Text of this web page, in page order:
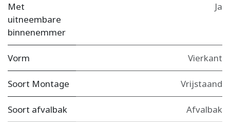
Met
uitneembare
binnenemmer
Ja
Vorm Vierkant
Soort Montage Vrijstaand
Soort afvalbak Afvalbak